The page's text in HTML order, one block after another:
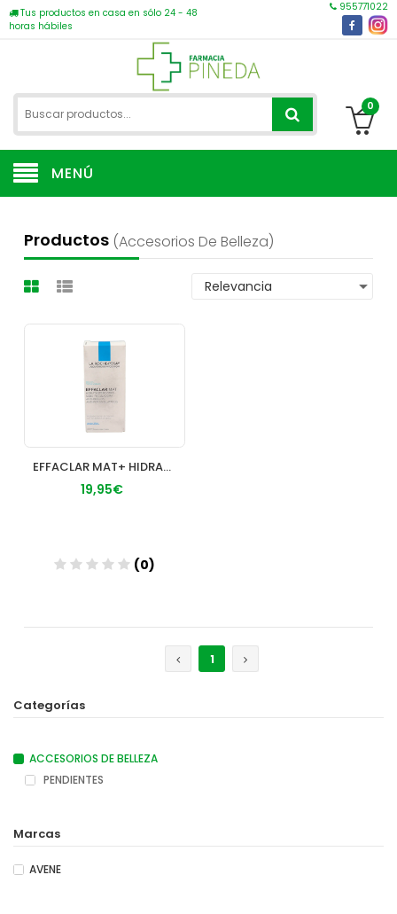
Tus productos en casa en sólo 24 - 48
horas hábiles
955771022
0
MENÚ
Productos (accesorios De Belleza)
EFFACLAR MAT+ HIDRATANTE ROSTRO MATIFICANTE 1 ENVASE 40 ml
19,95€
(0)
1
Categorías
ACCESORIOS DE BELLEZA
PENDIENTES
Marcas
AVENE